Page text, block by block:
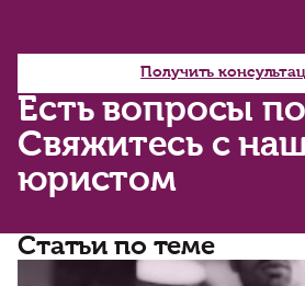
Есть вопросы
Свяжитесь с
юристом
Получить
Статьи по теме